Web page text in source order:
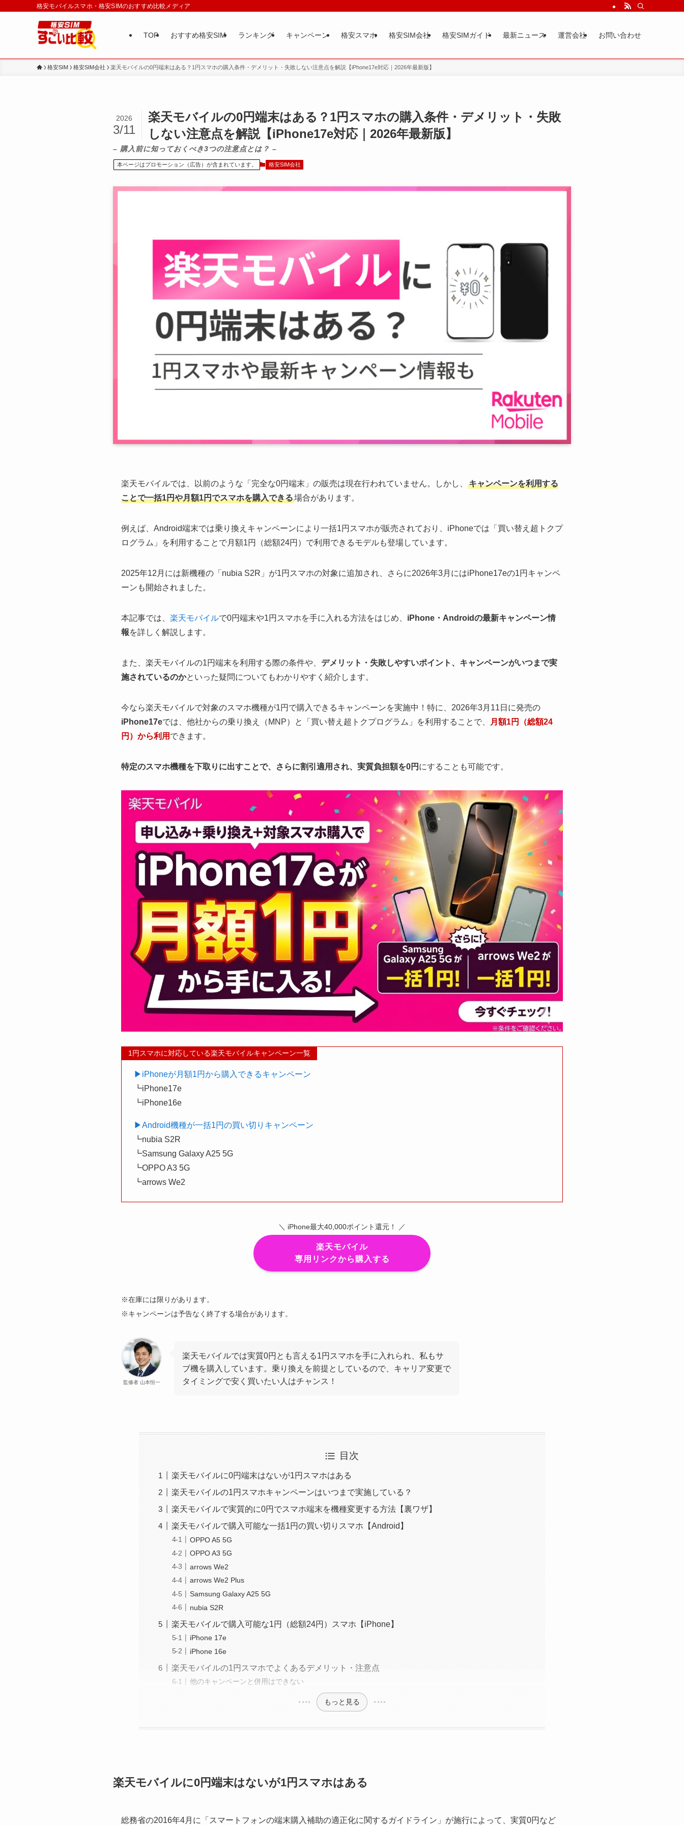
格安モバイルスマホ・格安SIMのおすすめ比較メディア
TOP おすすめ格安SIM ランキング キャンペーン 格安スマホ 格安SIM会社 格安SIMガイド 最新ニュース 運営会社 お問い合わせ
格安SIM 格安SIM会社 楽天モバイルの0円端末はある？1円スマホの購入条件・デメリット・失敗しない注意点を解説【iPhone17e対応｜2026年最新版】
楽天モバイルの0円端末はある？1円スマホの購入条件・デメリット・失敗
しない注意点を解説【iPhone17e対応｜2026年最新版】
2026
3/11
– 購入前に知っておくべき3つの注意点とは？ –
本ページはプロモーション（広告）が含まれています。 格安SIM会社
楽天モバイルでは、以前のような「完全な0円端末」の販売は現在行われていません。しかし、
キャンペーンを利用する
ことで一括1円や月額1円でスマホを購入できる場合があります。
例えば、Android端末では乗り換えキャンペーンにより一括1円スマホが販売されており、iPhoneでは「買い替え超トクプ
ログラム」を利用することで月額1円（総額24円）で利用できるモデルも登場しています。
2025年12月には新機種の「nubia S2R」が1円スマホの対象に追加され、さらに2026年3月にはiPhone17eの1円キャンペ
ーンも開始されました。
本記事では、 楽天モバイルで0円端末や1円スマホを手に入れる方法をはじめ、 iPhone・Androidの最新キャンペーン情
報を詳しく解説します。
また、楽天モバイルの1円端末を利用する際の条件や、 デメリット・失敗しやすいポイント、キャンペーンがいつまで実
施されているのかといった疑問についてもわかりやすく紹介します。
今なら楽天モバイルで対象のスマホ機種が1円で購入できるキャンペーンを実施中！特に、2026年3月11日に発売の
iPhone17eでは、他社からの乗り換え（MNP）と「買い替え超トクプログラム」を利用することで、
月額1円（総額24
円）から利用 できます。
特定のスマホ機種を下取りに出すことで、さらに割引適用され、実質負担額を0円 にすることも可能です。
1円スマホに対応している楽天モバイルキャンペーン一覧
▶︎iPhoneが月額1円から購入できるキャンペーン
┗iPhone17e
┗iPhone16e
▶︎Android機種が一括1円の買い切りキャンペーン
┗nubia S2R
┗Samsung Galaxy A25 5G
┗OPPO A3 5G
┗arrows We2
＼ iPhone最大40,000ポイント還元！ ／
楽天モバイル
専用リンクから購入する
※在庫には限りがあります。
※キャンペーンは予告なく終了する場合があります。
監修者 山本恒一
楽天モバイルでは実質0円とも言える1円スマホを手に入れられ、私もサ
ブ機を購入しています。乗り換えを前提としているので、キャリア変更で
タイミングで安く買いたい人はチャンス！
目次
楽天モバイルに0円端末はないが1円スマホはある
楽天モバイルの1円スマホキャンペーンはいつまで実施している？
楽天モバイルで実質的に0円でスマホ端末を機種変更する方法【裏ワザ】
楽天モバイルで購入可能な一括1円の買い切りスマホ【Android】
OPPO A5 5G
OPPO A3 5G
arrows We2
arrows We2 Plus
Samsung Galaxy A25 5G
nubia S2R
楽天モバイルで購入可能な1円（総額24円）スマホ【iPhone】
iPhone 17e
iPhone 16e
楽天モバイルの1円スマホでよくあるデメリット・注意点
他のキャンペーンと併用はできない
もっと見る
楽天モバイルに0円端末はないが1円スマホはある
総務省の2016年4月に「スマートフォンの端末購入補助の適正化に関するガイドライン」が施行によって、実質0円など